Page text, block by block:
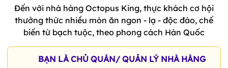
Đến với nhà hàng Octopus King, thực khách cơ hội
thưởng thức nhiều món ăn ngon - lạ - độc đáo, chế
biến từ bạch tuộc, theo phong cách Hàn Quốc
BẠN LÀ CHỦ QUÁN/ QUẢN LÝ NHÀ HÀNG